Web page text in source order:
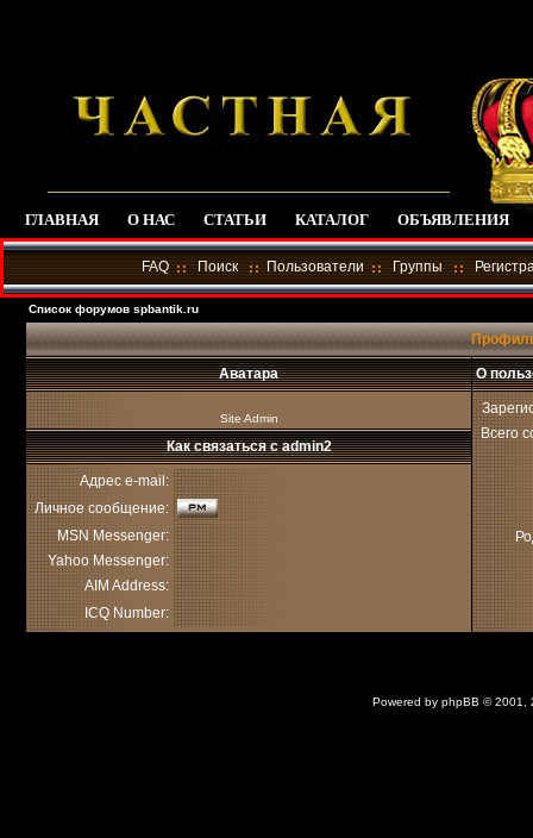
ГЛАВНАЯ О НАС СТАТЬИ КАТАЛОГ ОБЪЯВЛЕНИЯ
FAQ Поиск Пользователи Группы
Список форумов spbantik.ru
Аватара О
Site Admin
Всего
Как связаться с admin2
Адрес e-mail:
Личное сообщение:
MSN Messenger:
Yahoo Messenger:
AIM Address:
ICQ Number:
Powered by phpBB © 2001,